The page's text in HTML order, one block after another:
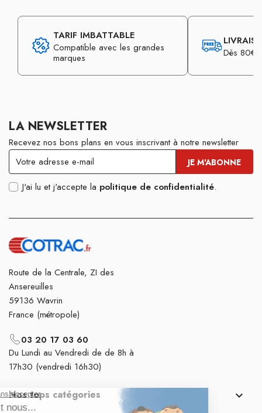
TARIF IMBATTABLE
Compatible avec les grandes
marques
Dès 80€
LA NEWSLETTER
Recevez nos bons plans en vous inscrivant à notre newsletter
J'ai lu et j'accepte la politique de confidentialité.
Route de la Centrale, ZI des
Ansereuilles
59136 Wavrin
France (métropole)
03 20 17 03 60
Du Lundi au Vendredi de de 8h à
17h30 (vendredi 16h30)
Nos tops catégories 